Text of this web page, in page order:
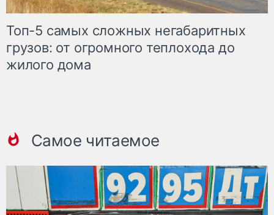
Топ-5 самых сложных негабаритных
грузов: от огромного теплохода до
жилого дома
Самое читаемое